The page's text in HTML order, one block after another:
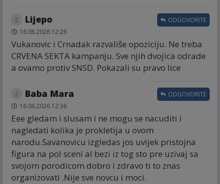
Lijepo
16.06.2026 12:26
Vukanovic i Crnadak razvališe opoziciju. Ne treba
CRVENA SEKTA kampanju. Sve njih dvojica odrade
a ovamo protiv SNSD. Pokazali su pravo lice
ODGOVORITE
Baba Mara
16.06.2026 12:36
Eee gledam i slusam i ne mogu se nacuditi i
nagledati kolika je prokletija u ovom
narodu.Savanovicu izgledas jos uvijek pristojna
figura na pol sceni al bezi iz tog sto pre uzivaj sa
svojom porodicom dobro i zdravo ti to znas
organizovati .Nije sve novcu i moci.
ODGOVORITE